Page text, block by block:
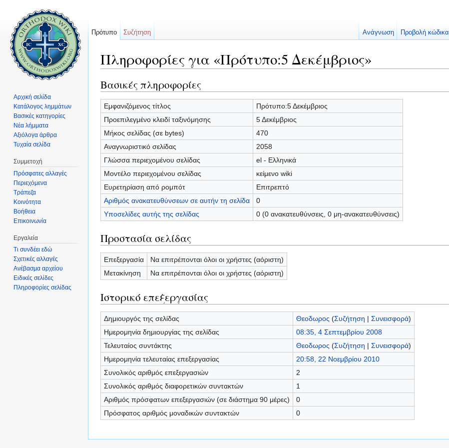
Πληροφορίες για «Πρότυπο:5 Δεκέμβριος»
Βασικές πληροφορίες
Εμφανιζόμενος τίτλος
Πρότυπο:5 Δεκέμβριος
Προεπιλεγμένο κλειδί ταξινόμησης
5 Δεκέμβριος
Μήκος σελίδας (σε bytes)
470
Αναγνωριστικό σελίδας
2058
Γλώσσα περιεχομένου σελίδας
el - Ελληνικά
Μοντέλο περιεχομένου σελίδας
κείμενο wiki
Ευρετηρίαση από ρομπότ
Επιτρεπτό
Αριθμός ανακατευθύνσεων σε αυτήν τη σελίδα
0
Υποσελίδες αυτής της σελίδας
0 (0 ανακατευθύνσεις, 0 μη-ανακατευθύνσεις)
Προστασία σελίδας
Επεξεργασία
Να επιτρέπονται όλοι οι χρήστες (αόριστη)
Μετακίνηση
Να επιτρέπονται όλοι οι χρήστες (αόριστη)
Ιστορικό επεξεργασίας
Δημιουργός της σελίδας Θεοδωρος (Συζήτηση | Συνεισφορά)
Ημερομηνία δημιουργίας της σελίδας
08:35, 4 Σεπτεμβρίου 2008
Τελευταίος συντάκτης
Θεοδωρος (Συζήτηση | Συνεισφορά)
Ημερομηνία τελευταίας επεξεργασίας
20:58, 22 Νοεμβρίου 2010
Συνολικός αριθμός επεξεργασιών
2
Συνολικός αριθμός διαφορετικών συντακτών
1
Αριθμός πρόσφατων επεξεργασιών (σε διάστημα 90 μέρες)
0
Πρόσφατος αριθμός μοναδικών συντακτών
0
Πρότυπο Συζήτηση Ανάγνωση Προβολή κώδικα
Αρχική σελίδα
Κατάλογος λημμάτων
Βασικές κατηγορίες
Νέα λήμματα
Αξιόλογα άρθρα
Τυχαία σελίδα
Συμμετοχή
Πρόσφατες αλλαγές
Περιεχόμενα
Τράπεζα
Κοινότητα
Βοήθεια
Επικοινωνία
Εργαλεία
Τι συνδέει εδώ
Σχετικές αλλαγές
Ανέβασμα αρχείου
Ειδικές σελίδες
Πληροφορίες σελίδας